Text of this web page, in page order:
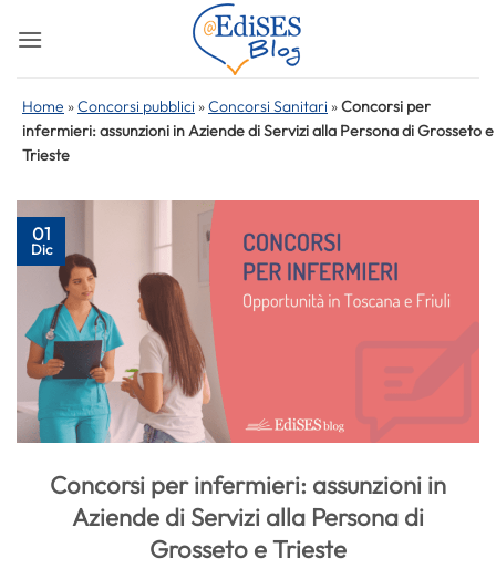
Home »Concorsi pubblici »Concorsi Sanitari »Concorsi per
infermieri: assunzioni in Aziende di Servizi alla Persona di Grosseto e
Trieste
01
Dic
Concorsi per infermieri: assunzioni in
Aziende di Servizi alla Persona di
Grosseto e Trieste